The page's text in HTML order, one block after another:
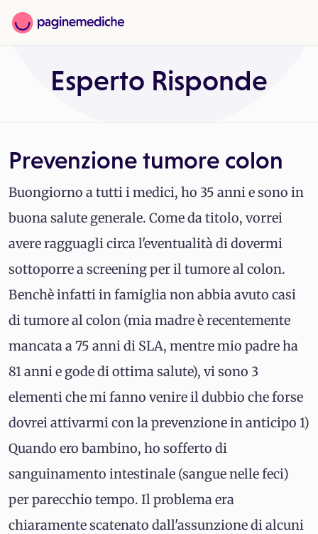
Esperto Risponde
Prevenzione tumore colon
Buongiorno a tutti i medici, ho 35 anni e sono in
buona salute generale. Come da titolo, vorrei
avere ragguagli circa l'eventualità di dovermi
sottoporre a screening per il tumore al colon.
Benchè infatti in famiglia non abbia avuto casi
di tumore al colon (mia madre è recentemente
mancata a 75 anni di SLA, mentre mio padre ha
81 anni e gode di ottima salute), vi sono 3
elementi che mi fanno venire il dubbio che forse
dovrei attivarmi con la prevenzione in anticipo 1)
Quando ero bambino, ho sofferto di
sanguinamento intestinale (sangue nelle feci)
per parecchio tempo. Il problema era
chiaramente scatenato dall'assunzione di alcuni